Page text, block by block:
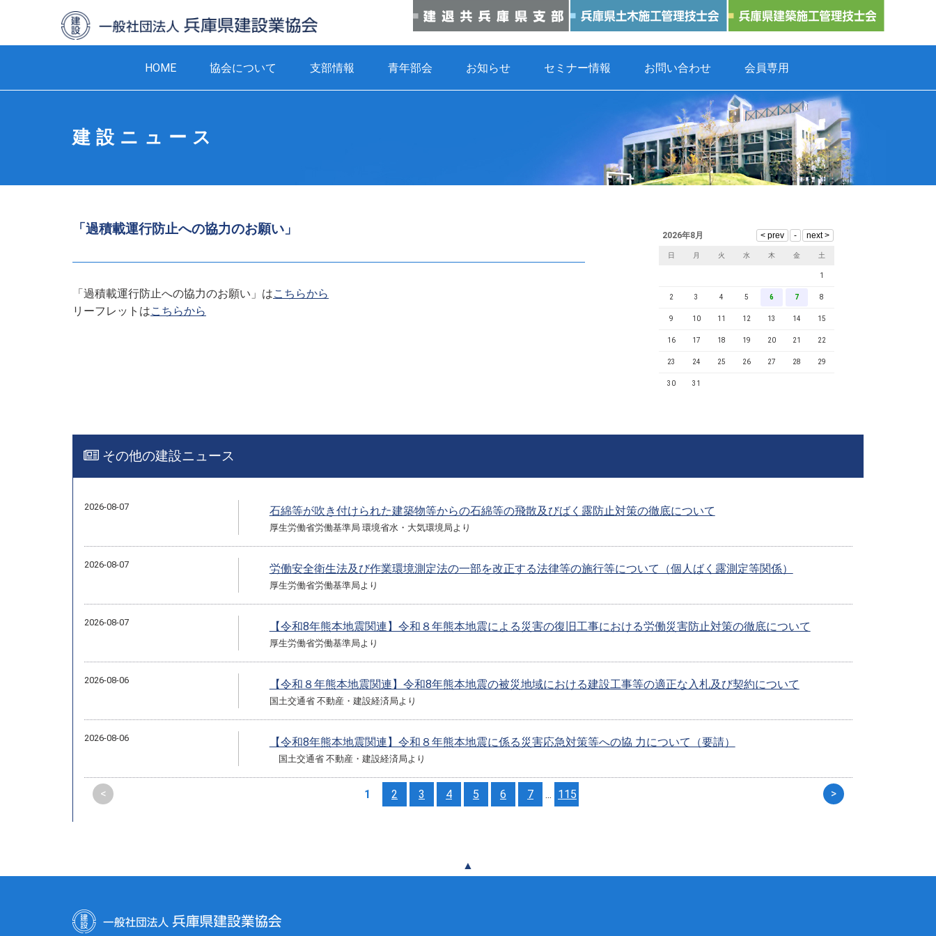
HOME 協会について 支部情報 青年部会 お知らせ セミナー情報 お問い合わせ 会員専用
建設ニュース
「過積載運行防止への協力のお願い」
「過積載運行防止への協力のお願い」はこちらから
リーフレットはこちらから
2026年8月
日 月 火 水 木 金 土
1
2 3 4 5 6 7 8
9 10 11 12 13 14 15
16 17 18 19 20 21 22
23 24 25 26 27 28 29
30 31
その他の建設ニュース
2026-08-07 石綿等が吹き付けられた建築物等からの石綿等の飛散及びばく露防止対策の徹底について
厚生労働省労働基準局 環境省水・大気環境局より
2026-08-07 労働安全衛生法及び作業環境測定法の一部を改正する法律等の施行等について（個人ばく露測定等関係）
厚生労働省労働基準局より
2026-08-07 【令和8年熊本地震関連】令和８年熊本地震による災害の復旧工事における労働災害防止対策の徹底について
厚生労働省労働基準局より
2026-08-06 【令和８年熊本地震関連】令和8年熊本地震の被災地域における建設工事等の適正な入札及び契約について
国土交通省 不動産・建設経済局より
2026-08-06 【令和8年熊本地震関連】令和８年熊本地震に係る災害応急対策等への協 力について（要請）
国土交通省 不動産・建設経済局より
< 1 2 3 4 5 6 7 ... 115 >
▲